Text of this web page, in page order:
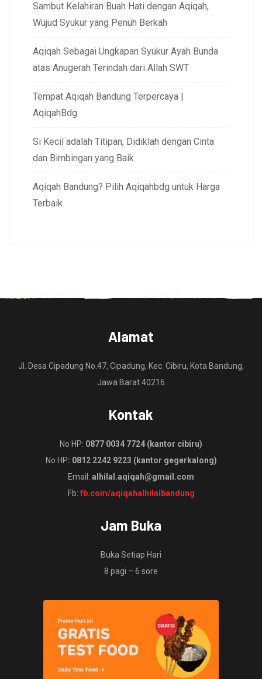
Sambut Kelahiran Buah Hati dengan Aqiqah,
Wujud Syukur yang Penuh Berkah
Aqiqah Sebagai Ungkapan Syukur Ayah Bunda
atas Anugerah Terindah dari Allah SWT
Tempat Aqiqah Bandung Terpercaya |
AqiqahBdg
Si Kecil adalah Titipan, Didiklah dengan Cinta
dan Bimbingan yang Baik
Aqiqah Bandung? Pilih Aqiqahbdg untuk Harga
Terbaik
Alamat
Jl. Desa Cipadung No.47, Cipadung, Kec. Cibiru, Kota Bandung,
Jawa Barat 40216
Kontak
No HP: 0877 0034 7724 (kantor cibiru)
No HP: 0812 2242 9223 (kantor gegerkalong)
Email: alhilal.aqiqah@gmail.com
Fb: fb.com/aqiqahalhilalbandung
Jam Buka
Buka Setiap Hari
8 pagi – 6 sore